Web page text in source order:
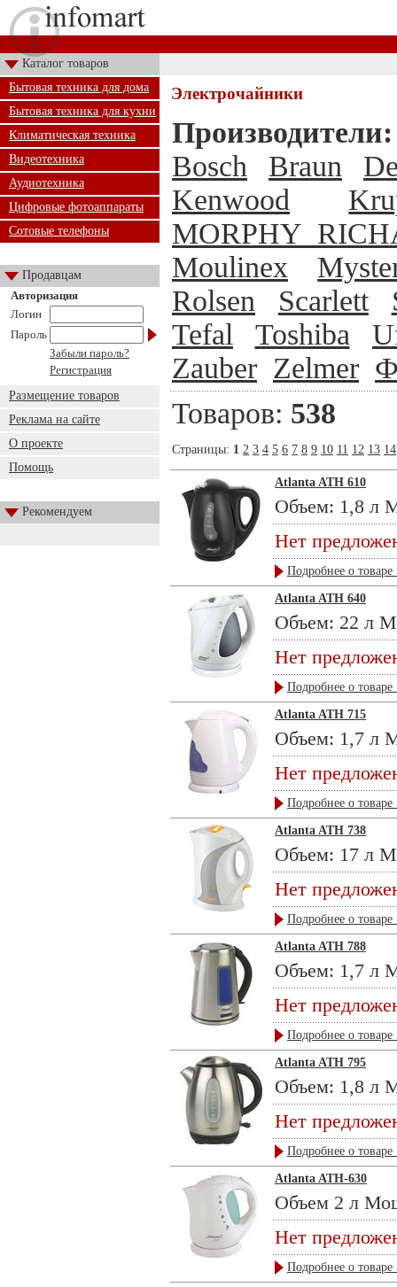
Каталог товаров
Бытовая техника для дома
Бытовая техника для кухни
Климатическая техника
Видеотехника
Аудиотехника
Цифровые фотоаппараты
Сотовые телефоны
Продавцам
Авторизация
Логин
Пароль
Забыли пароль?
Регистрация
Размещение товаров
Реклама на сайте
О проекте
Помощь
Рекомендуем
Электрочайники
Производители:
Bosch
Braun
Kenwood
MORPHY
Moulinex
Rolsen
Scarlett
Tefal
Toshiba
Zauber Zelmer
Товаров: 538
Страницы: 1 2 3 4 5 6 7 8 9 10 11 12 13 14
Atlanta ATH 610
Объем: 1,8 л
Нет
Подробнее о товаре
Atlanta ATH 640
Объем: 22 л
Нет
Подробнее о товаре
Atlanta ATH 715
Объем: 1,7 л
Нет
Подробнее о товаре
Atlanta ATH 738
Объем: 17 л
Нет
Подробнее о товаре
Atlanta ATH 788
Объем: 1,7 л
Нет
Подробнее о товаре
Atlanta ATH 795
Объем: 1,8 л
Нет
Подробнее о товаре
Atlanta ATH-630
Объем 2 л
Нет
Подробнее о товаре